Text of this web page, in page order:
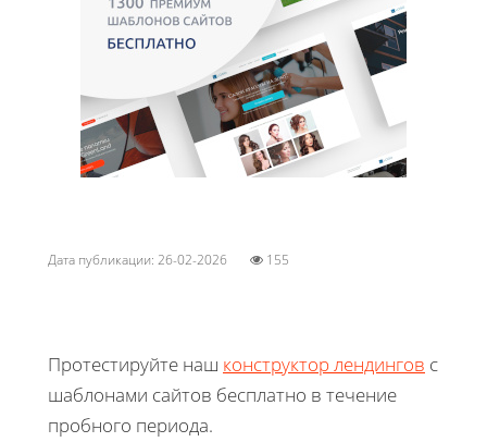
Дата публикации: 26-02-2026 155
Протестируйте наш конструктор лендингов с
шаблонами сайтов бесплатно в течение
пробного периода.